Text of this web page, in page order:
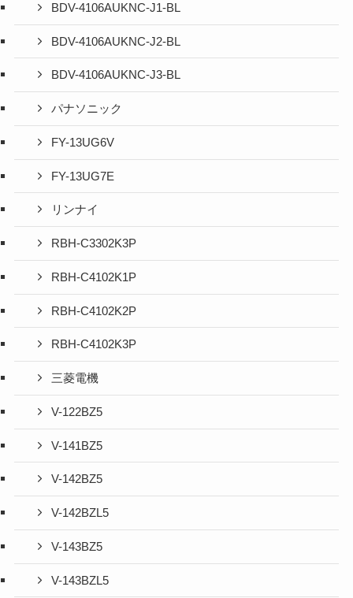
BDV-4106AUKNC-J1-BL
BDV-4106AUKNC-J2-BL
BDV-4106AUKNC-J3-BL
パナソニック
FY-13UG6V
FY-13UG7E
リンナイ
RBH-C3302K3P
RBH-C4102K1P
RBH-C4102K2P
RBH-C4102K3P
三菱電機
V-122BZ5
V-141BZ5
V-142BZ5
V-142BZL5
V-143BZ5
V-143BZL5